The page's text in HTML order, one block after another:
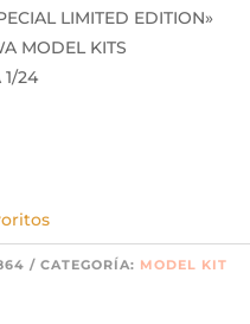
LIMITED EDITION»
MODEL KITS
1/24
CATEGORÍA: MODEL KIT